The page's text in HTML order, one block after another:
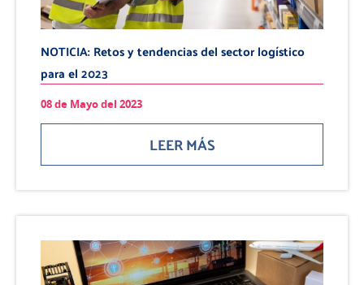
NOTICIA: Retos y tendencias del sector logístico
para el 2023
08 de Mayo del 2023
LEER MÁS